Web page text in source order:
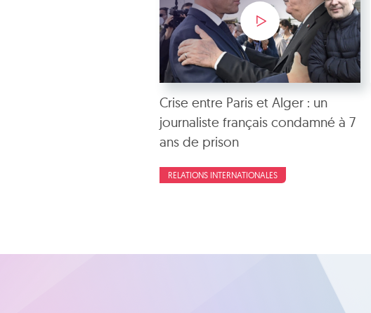
Crise entre Paris et Alger : un
journaliste français condamné à 7
ans de prison
RELATIONS INTERNATIONALES